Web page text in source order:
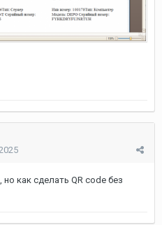
как сделать QR code без